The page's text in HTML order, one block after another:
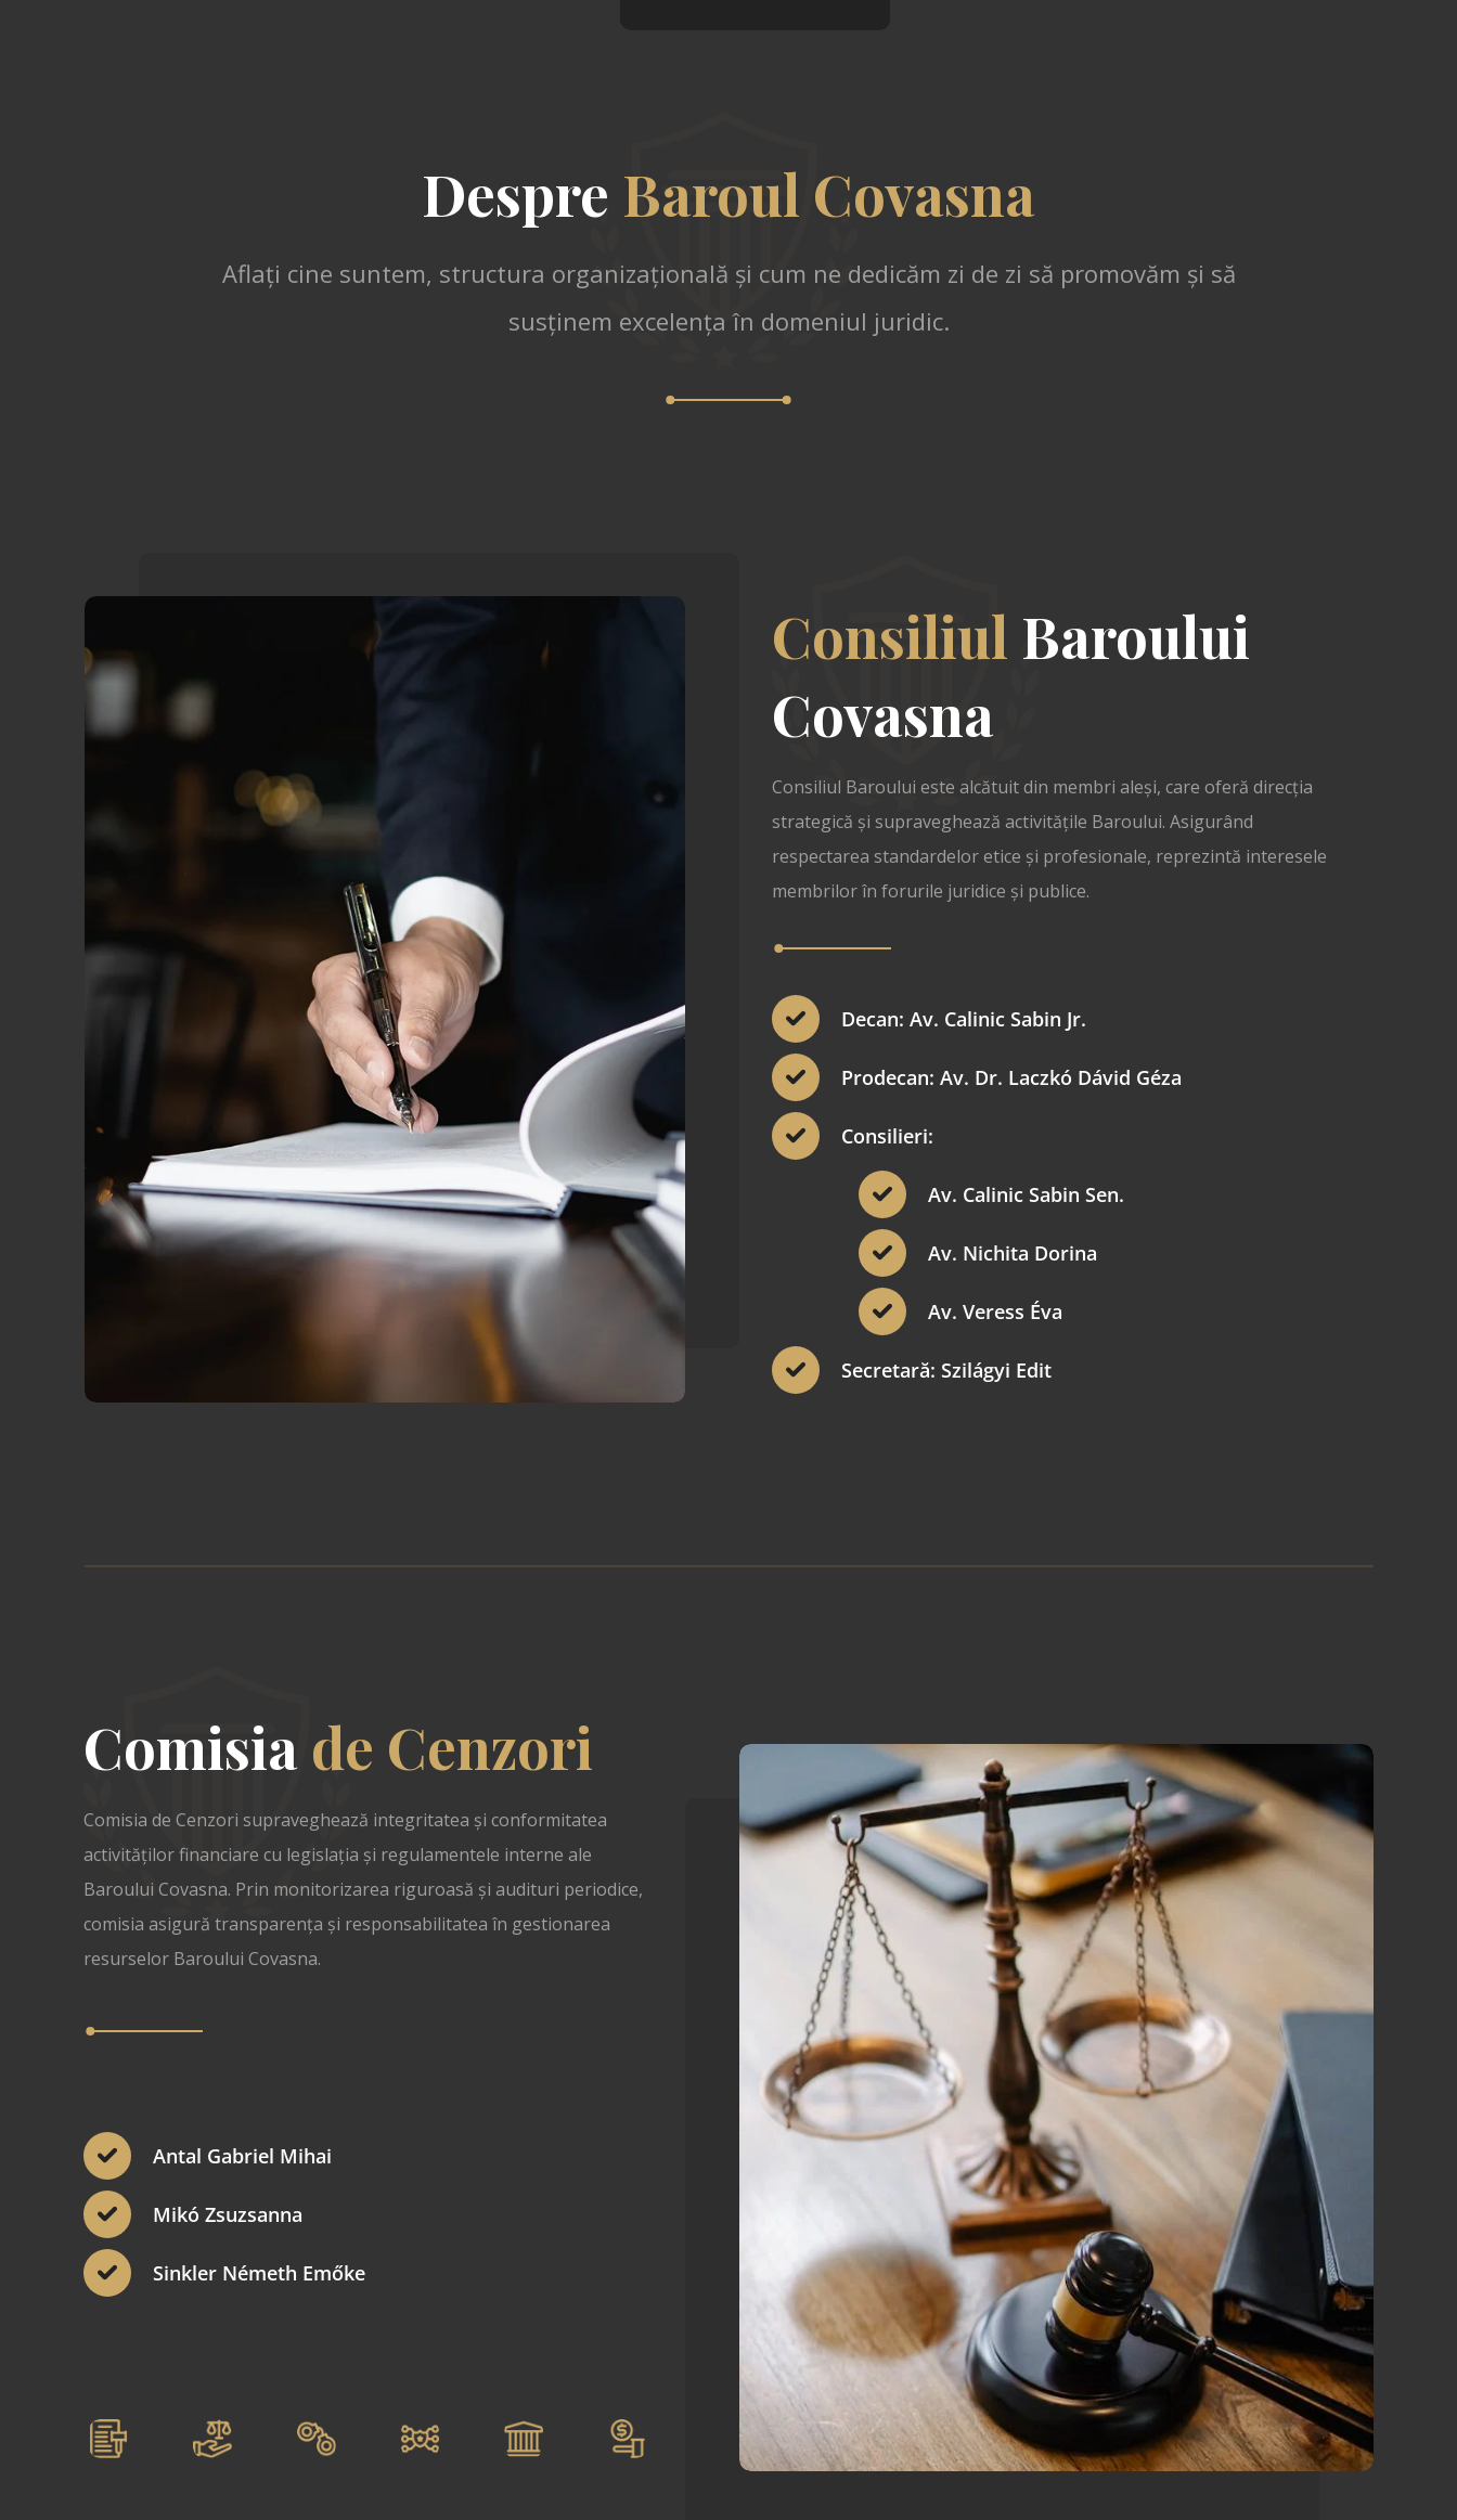
Despre Baroul Covasna
Aflați cine suntem, structura organizațională și cum ne dedicăm zi de zi să promovăm și să
susținem excelența în domeniul juridic.
Consiliul Baroului
Covasna
Consiliul Baroului este alcătuit din membri aleși, care oferă direcția
strategică și supraveghează activitățile Baroului. Asigurând
respectarea standardelor etice și profesionale, reprezintă interesele
membrilor în forurile juridice și publice.
Decan: Av. Calinic Sabin Jr.
Prodecan: Av. Dr. Laczkó Dávid Géza
Consilieri:
Av. Calinic Sabin Sen.
Av. Nichita Dorina
Av. Veress Éva
Secretară: Szilágyi Edit
Comisia de Cenzori
Comisia de Cenzori supraveghează integritatea și conformitatea
activităților financiare cu legislația și regulamentele interne ale
Baroului Covasna. Prin monitorizarea riguroasă și audituri periodice,
comisia asigură transparența și responsabilitatea în gestionarea
resurselor Baroului Covasna.
Antal Gabriel Mihai
Mikó Zsuzsanna
Sinkler Németh Emőke